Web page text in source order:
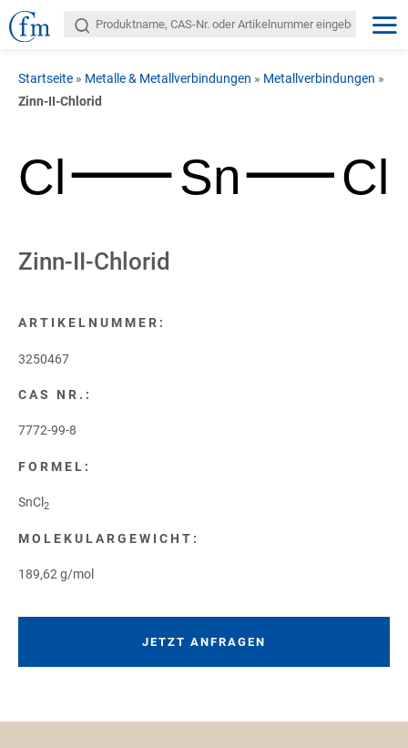
Startseite » Metalle & Metallverbindungen » Metallverbindungen »
Zinn-II-Chlorid
Sn Cl
Cl
Zinn-II-Chlorid
ARTIKELNUMMER:
3250467
CAS NR.:
7772-99-8
FORMEL:
SnCl 2
MOLEKULARGEWICHT:
189,62 g/mol
JETZT ANFRAGEN